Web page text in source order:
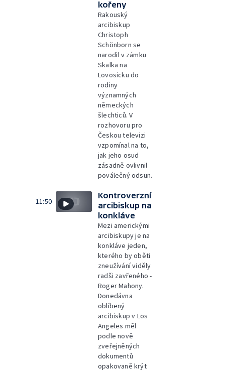
kořeny
Rakouský
arcibiskup
Christoph
Schönborn se
narodil v zámku
Skalka na
Lovosicku do
rodiny
významných
německých
šlechticů. V
rozhovoru pro
Českou televizi
vzpomínal na to,
jak jeho osud
zásadně ovlivnil
poválečný odsun.
11:50
Kontroverzní
arcibiskup na
konkláve
Mezi americkými
arcibiskupy je na
konkláve jeden,
kterého by oběti
zneužívání viděly
radši zavřeného -
Roger Mahony.
Donedávna
oblíbený
arcibiskup v Los
Angeles měl
podle nově
zveřejněných
dokumentů
opakovaně krýt